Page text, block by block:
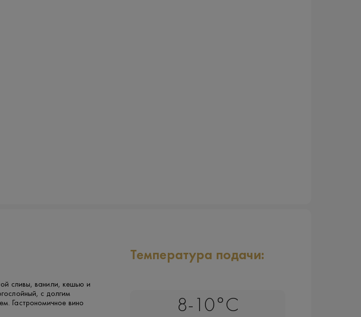
сливы, ванили, кешью и
с долгим
Гастрономичное вино
Температура подачи:
8-10°C